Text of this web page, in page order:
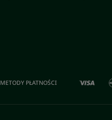
METODY PŁATNOŚCI